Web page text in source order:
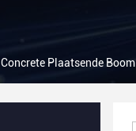
Concrete Plaatsende Boom